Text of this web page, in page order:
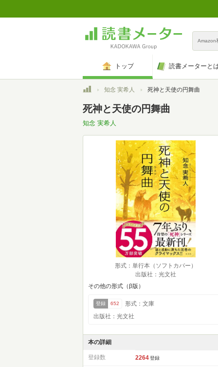
Amazon
トップ 読書メーターと
トップ知念 実希人 死神と天使の円舞曲
死神と天使の円舞曲
知念 実希人
形式：単行本（ソフトカバー）
出版社：光文社
その他の形式（β版）
登録 652
形式：文庫
出版社：光文社
本の詳細
登録数 2264 登録